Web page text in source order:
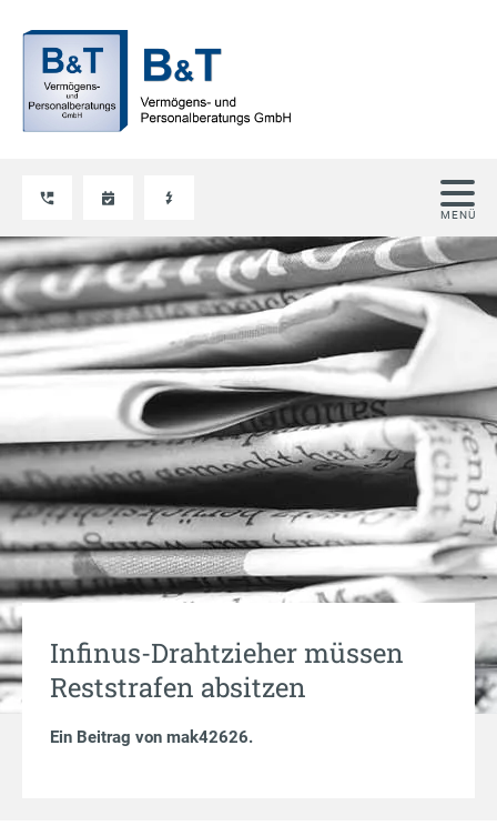
Infinus-Drahtzieher müssen
Reststrafen absitzen
Ein Beitrag von mak42626.